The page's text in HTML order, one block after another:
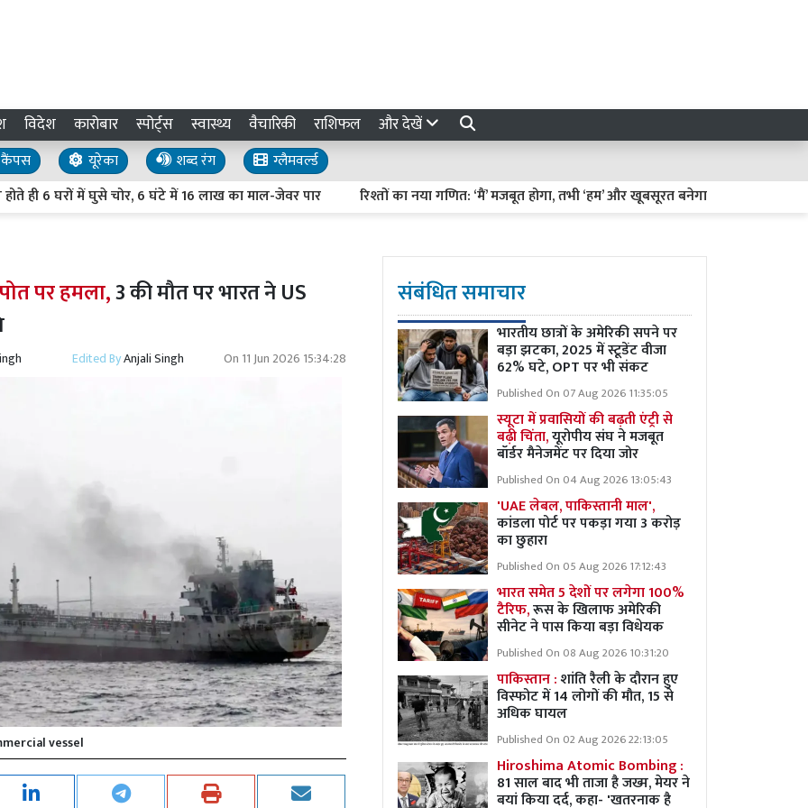
विदेश कारोबार स्पोर्ट्स स्वास्थ्य वैचारिकी राशिफल और देखें
यूरेका शब्द रंग
ग्लैमवर्ल्ड
घरों में घुसे चोर, 6 घंटे में 16 लाख का माल-जेवर पार
रिश्तों का नया गणित: ‘मैं’ मजबूत होगा, तभी ‘हम’ और खूबसूरत बनेगा हरियाली तीज पर
पर हमला,3 की मौत पर भारत ने US
Edited ByAnjali Singh On 11 Jun 2026 15:34:28
vessel
संबंधित समाचार
भारतीय छात्रों के अमेरिकी सपने पर
बड़ा झटका, 2025 में स्टूडेंट वीजा
62% घटे, OPT पर भी संकट
Published On 07 Aug 2026 11:35:05
स्यूटा में प्रवासियों की बढ़ती एंट्री से
बढ़ी चिंता,यूरोपीय संघ ने मजबूत
बॉर्डर मैनेजमेंट पर दिया जोर
Published On 04 Aug 2026 13:05:43
'UAE लेबल, पाकिस्तानी माल',
कांडला पोर्ट पर पकड़ा गया 3 करोड़
का छुहारा
Published On 05 Aug 2026 17:12:43
भारत समेत 5 देशों पर लगेगा 100%
टैरिफ,रूस के खिलाफ अमेरिकी
सीनेट ने पास किया बड़ा विधेयक
Published On 08 Aug 2026 10:31:20
पाकिस्तान :शांति रैली के दौरान हुए
विस्फोट में 14 लोगों की मौत, 15 से
अधिक घायल
Published On 02 Aug 2026 22:13:05
Hiroshima Atomic Bombing :
81 साल बाद भी ताजा है जख्म, मेयर ने
बयां किया दर्द, कहा- 'खतरनाक है